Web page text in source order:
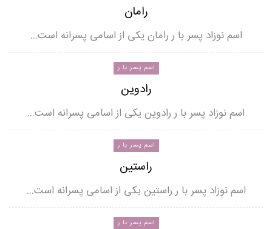
رامان
اسم نوزاد پسر با ر رامان یکی از اسامی پسرانه است…
اسم پسر با ر
رادوین
اسم نوزاد پسر با ر رادوین یکی از اسامی پسرانه است…
اسم پسر با ر
راستین
اسم نوزاد پسر با ر راستین یکی از اسامی پسرانه است…
اسم پسر با ر